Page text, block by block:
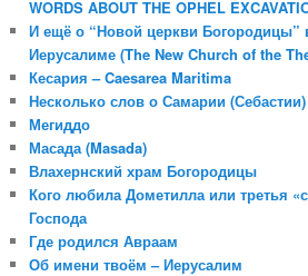
WORDS ABOUT THE OPHEL
И ещё о “Новой церкви Богородицы”
Иерусалиме (The New Church of the
Кесария – Caesarea Maritima
Несколько слов о Самарии (Себастии)
Мегиддо
Масада (Masada)
Влахернский храм Богородицы
Кого любила Дометилла или третья
Господа
Где родился Авраам
Об имени твоём – Иерусалим